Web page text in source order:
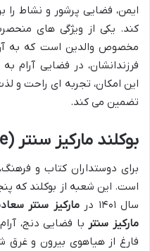
ایمن، فضایی پرشور و نشاط را
کند. یکی از ویژگی های
مخصوص والدین است که به
فرزندانشان، در فضایی آرام
این امکان، تجربه ای راحت و
تضمین می کند.
بوکلند مارکیز سنتر (Bookland Bookstore)
برای دوستداران کتاب و
است. این شعبه از بوکلند که
سال ۱۴۰۱ در
مارکیز سنتر
مارکیز سنتر با فضایی دنج،
فارغ از هیاهوی بیرون و